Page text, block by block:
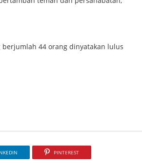
44 orang dinyatakan lulus
PINTEREST